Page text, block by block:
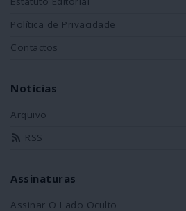
Política de Privacidade
Contactos
Notícias
Arquivo
RSS
Assinaturas
Assinar O Lado Oculto